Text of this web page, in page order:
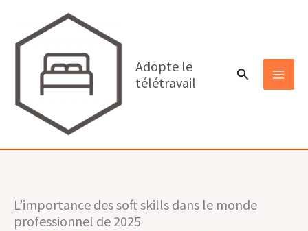
Adopte le
télétravail
Rechercher
L’importance des soft skills dans le monde
professionnel de 2025